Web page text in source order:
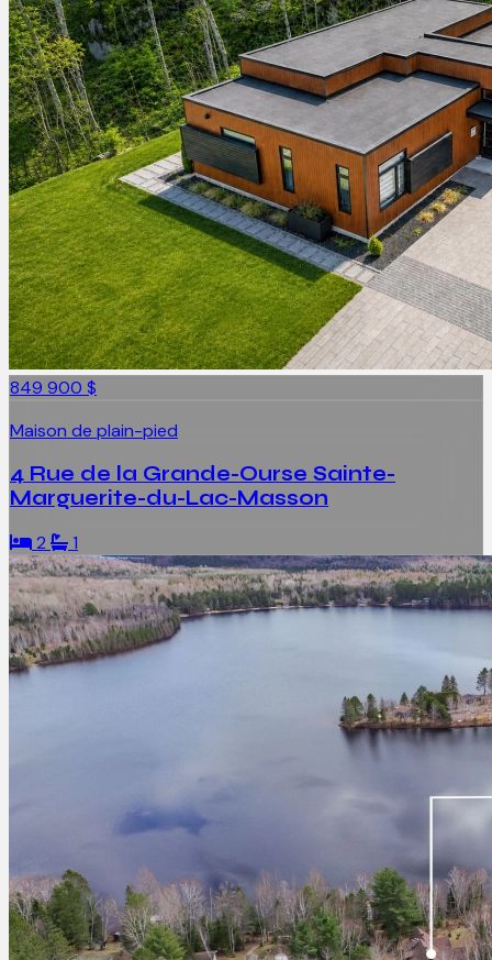
849 900 $
Maison de plain-pied
4 Rue de la Grande-Ourse Sainte-
Marguerite-du-Lac-Masson
2 1